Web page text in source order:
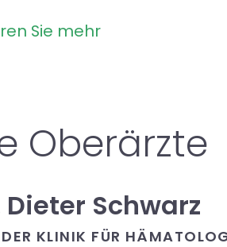
Sie mehr
Oberärzte
Dieter Schwarz
KLINIK FÜR